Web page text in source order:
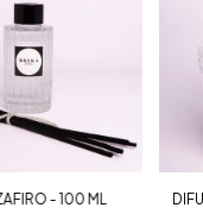
- 100 ML